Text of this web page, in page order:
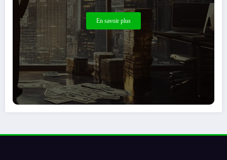
En savoir plus